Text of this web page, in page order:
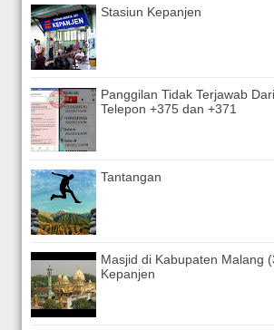
Stasiun Kepanjen
Panggilan Tidak Terjawab
Telepon +375 dan +371
Tantangan
Masjid di Kabupaten Malang
Kepanjen